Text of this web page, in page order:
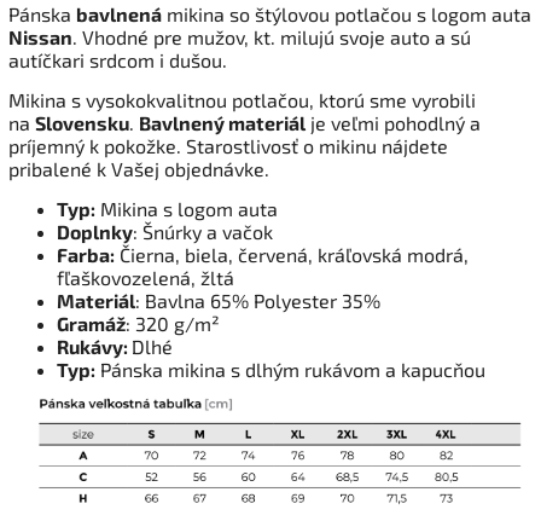
Pánska bavlnená mikina so štýlovou potlačou s logom auta
Nissan. Vhodné pre mužov, kt. milujú svoje auto a sú
autíčkari srdcom i dušou.
Mikina s vysokokvalitnou potlačou, ktorú sme vyrobili
na Slovensku. Bavlnený materiál je veľmi pohodlný a
príjemný k pokožke. Starostlivosť o mikinu nájdete
pribalené k Vašej objednávke.
Typ: Mikina s logom auta
Doplnky: Šnúrky a vačok
Farba: Čierna, biela, červená, kráľovská modrá,
fľaškovozelená, žltá
Materiál: Bavlna 65% Polyester 35%
Gramáž: 320 g/m²
Rukávy: Dlhé
Typ: Pánska mikina s dlhým rukávom a kapucňou